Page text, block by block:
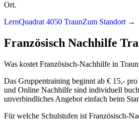
Ort.
LernQuadrat 4050 TraunZum Standort →
Französisch Nachhilfe
Was kostet Französisch-Nachhilfe in
Das Gruppentraining beginnt ab € 15,-
und Online Nachhilfe sind individuell
unverbindliches Angebot einfach beim
Für welche Schulstufen ist Französisch-